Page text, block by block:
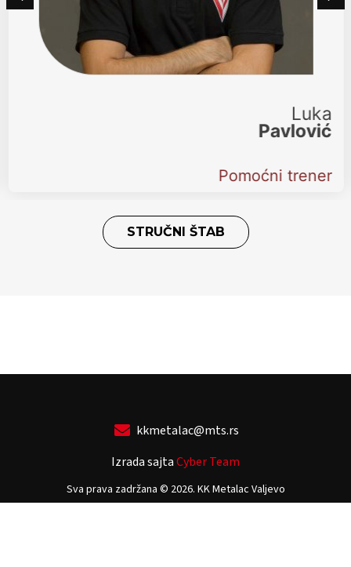
Luka
Pavlović
Pomoćni trener
STRUČNI ŠTAB
kkmetalac@mts.rs
Izrada sajtaCyber Team
Sva prava zadržana © 2026. KK Metalac Valjevo